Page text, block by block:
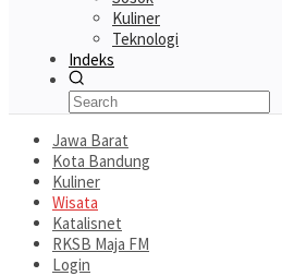
Kuliner
Teknologi
Indeks
Jawa Barat
Kota Bandung
Kuliner
Wisata
Katalisnet
RKSB Maja FM
Login